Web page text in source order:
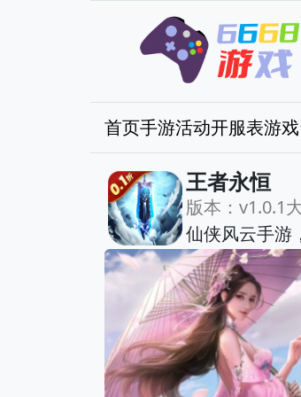
首页手游活动开服表游
王者永恒
版本：v1.0.1
仙侠风云手游